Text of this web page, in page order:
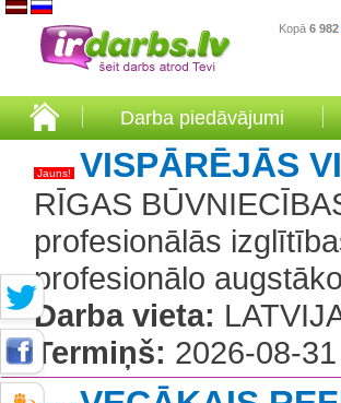
Kopā 6 982
Darba piedāvājumi
Jauns! VISPĀRĒJĀS
RĪGAS
profesionālās
profesionālo
Darba vieta:
Termiņš: 2026-08-31